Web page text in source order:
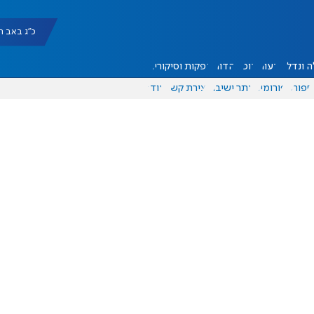
כ"ג באב תשפ"ו
ונדל"ן דעות אוכל יהדות הפקות וסיקורים
ספורט פורומים אתר ישיבה יצירת קשר עוד